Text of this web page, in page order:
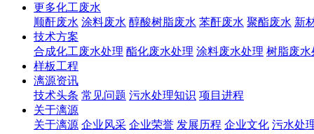
更多化工废水
顺酐废水 涂料废水 醇酸树脂废水 苯酐废水 聚酯废水 新
技术方案
合成化工废水处理 酯化废水处理 涂料废水处理 树脂废水
样板工程
漓源资讯
技术头条 常见问题 污水处理知识 项目进程
关于漓源
关于漓源 企业风采 企业荣誉 发展历程 企业文化 污水处